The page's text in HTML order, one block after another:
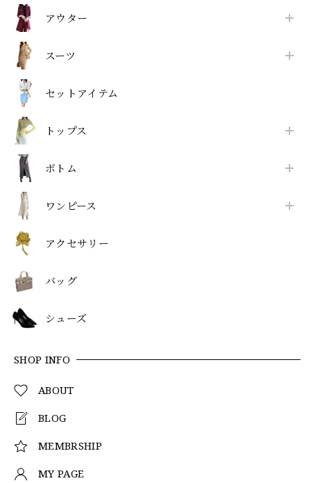
アウター
スーツ
セットアイテム
トップス
ボトム
ワンピース
アクセサリー
バッグ
シューズ
SHOP INFO
ABOUT
BLOG
MEMBRSHIP
MY PAGE